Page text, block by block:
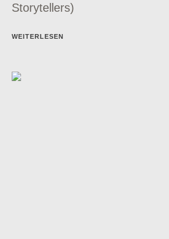
Storytellers)
WEITERLESEN